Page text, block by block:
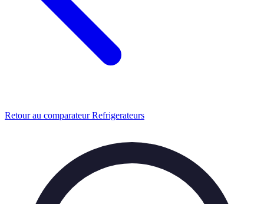
Retour au comparateur Refrigerateurs